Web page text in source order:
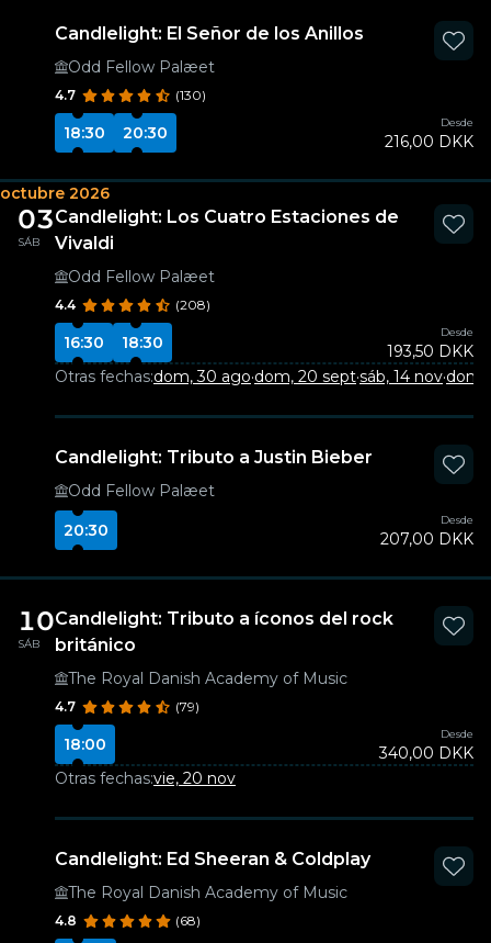
Candlelight: El Señor de los Anillos
Odd Fellow Palæet
4.7 (130)
18:30 20:30
Desde
216,00 DKK
octubre 2026
03
SÁB
Candlelight: Los Cuatro Estaciones de
Vivaldi
Odd Fellow Palæet
4.4 (208)
16:30 18:30
Desde
193,50 DKK
Otras fechas:dom, 30 ago·dom, 20 sept·sáb, 14 nov·dom,
Candlelight: Tributo a Justin Bieber
Odd Fellow Palæet
20:30
Desde
207,00 DKK
10
SÁB
Candlelight: Tributo a íconos del rock
británico
The Royal Danish Academy of Music
4.7 (79)
18:00
Desde
340,00 DKK
Otras fechas:vie, 20 nov
Candlelight: Ed Sheeran & Coldplay
The Royal Danish Academy of Music
4.8 (68)